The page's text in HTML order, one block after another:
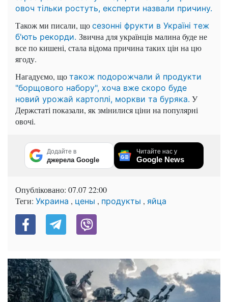
овоч тільки ростуть, експерти назвали причину.
Також ми писали, що сезонні фрукти в Україні теж
б'ють рекорди. Звична для українців малина буде не
все по кишені, стала відома причина таких цін на цю
ягоду.
Нагадуємо, що також подорожчали й продукти
"борщового набору", хоча вже скоро буде
новий урожай картоплі, моркви та буряка. У
Держстаті показали, як змінилися ціни на популярні
овочі.
Додайте в
джерела Google
Читайте нас у
Google News
Опубліковано: 07.07 22:00
Теги: Украина , цены , продукты , яйца